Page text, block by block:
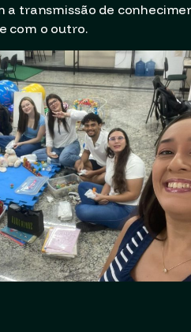
a transmissão de
com o outro.